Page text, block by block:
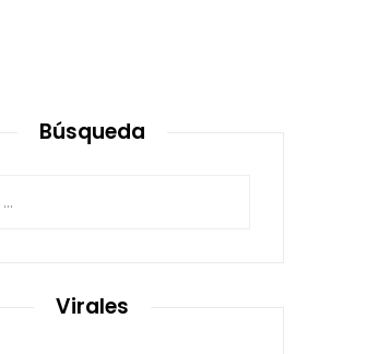
Búsqueda
Virales